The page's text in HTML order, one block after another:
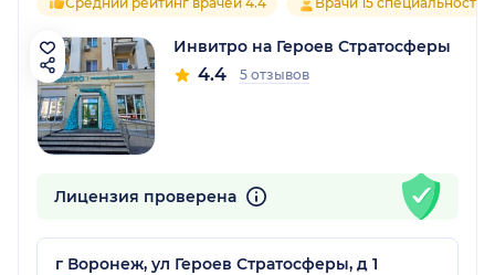
Инвитро на Героев Стратосферы
4.4 5 отзывов
Лицензия проверена
г Воронеж, ул Героев Стратосферы, д 1